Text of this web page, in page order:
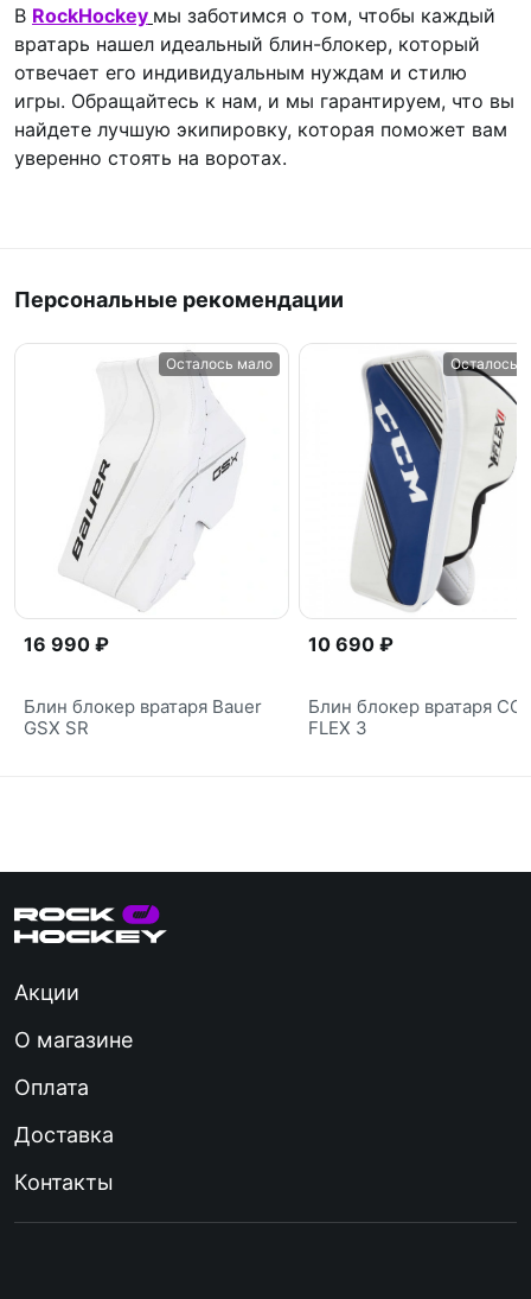
В RockHockey мы заботимся о том, чтобы каждый
вратарь нашел идеальный блин-блокер, который
отвечает его индивидуальным нуждам и стилю
игры. Обращайтесь к нам, и мы гарантируем, что вы
найдете лучшую экипировку, которая поможет вам
уверенно стоять на воротах.
Персональные рекомендации
Осталось мало
16 990 ₽
Блин блокер вратаря Bauer
GSX SR
Осталось
10 690 ₽
Блин блокер вратаря
FLEX 3
Акции
О магазине
Оплата
Доставка
Контакты